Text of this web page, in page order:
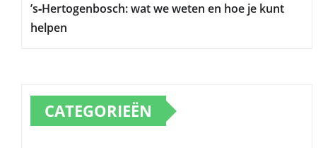
’s‑Hertogenbosch: wat we weten en hoe je kunt
helpen
CATEGORIEËN